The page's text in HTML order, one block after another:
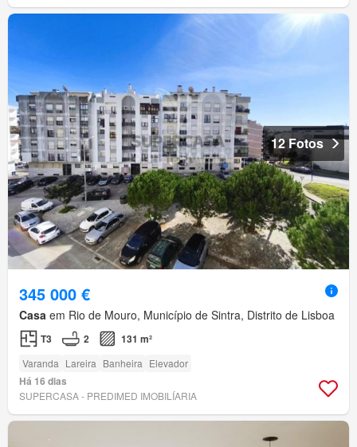
12 Fotos
345 000 €
Casa em Rio de Mouro, Município de Sintra, Distrito de Lisboa
T3 2 131 m²
Varanda Lareira Banheira Elevador
Há 16 dias
SUPERCASA - PREDIMED IMOBILÍARIA